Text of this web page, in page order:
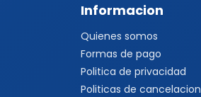
Informacion
Quienes somos
Formas de pago
Politica de privacidad
Politicas de cancelacion